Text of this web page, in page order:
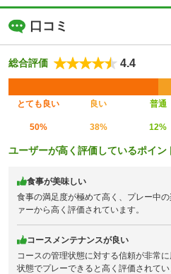
口コミ
総合評価 4.4
とても良い 良い 普通
50% 38% 12%
ユーザーが高く評価しているポイン
食事が美味しい
食事の満足度が極めて高く、プレー中
ァーから高く評価されています。
コースメンテナンスが良い
コースの管理状態に対する信頼が非常
状態でプレーできると高く評価されてい